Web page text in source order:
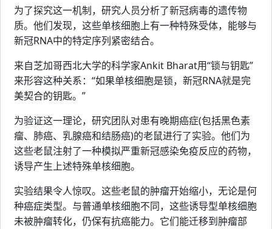
为了探究这一机制，研究人员分析了新冠病毒的遗传物
质。他们发现，这些单核细胞上有一种特殊受体，能够与
新冠RNA中的特定序列紧密结合。
来自芝加哥西北大学的科学家Ankit Bharat用“锁与钥匙”
来形容这种关系：“如果单核细胞是锁，新冠RNA就是完
美契合的钥匙。”
为验证这一理论，研究团队对患有晚期癌症(包括黑色素
瘤、肺癌、乳腺癌和结肠癌)的老鼠进行了实验。他们为
这些老鼠注射了一种模拟严重新冠感染免疫反应的药物，
诱导产生上述特殊单核细胞。
实验结果令人惊叹。这些老鼠的肿瘤开始缩小，无论是何
种癌症类型。与普通单核细胞不同，这些诱导型单核细胞
未被肿瘤转化，仍保有抗癌能力。它们能迁移到肿瘤部